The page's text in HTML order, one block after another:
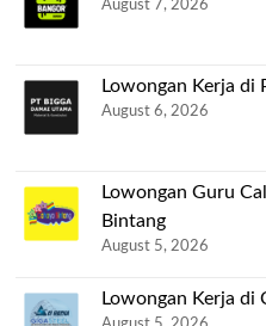
August 7, 2026
Lowongan Kerja di
August 6, 2026
Lowongan Guru
Bintang
August 5, 2026
Lowongan Kerja di